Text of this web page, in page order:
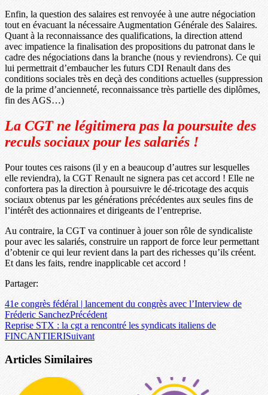
Enfin, la question des salaires est renvoyée à une autre négociation
tout en évacuant la nécessaire Augmentation Générale des Salaires.
Quant à la reconnaissance des qualifications, la direction attend
avec impatience la finalisation des propositions du patronat dans le
cadre des négociations dans la branche (nous y reviendrons). Ce qui
lui permettrait d’embaucher les futurs CDI Renault dans des
conditions sociales très en deçà des conditions actuelles (suppression
de la prime d’ancienneté, reconnaissance très partielle des diplômes,
fin des AGS…)
La CGT ne légitimera pas la poursuite des
reculs sociaux pour les salariés !
Pour toutes ces raisons (il y en a beaucoup d’autres sur lesquelles
elle reviendra), la CGT Renault ne signera pas cet accord ! Elle ne
confortera pas la direction à poursuivre le dé-tricotage des acquis
sociaux obtenus par les générations précédentes aux seules fins de
l’intérêt des actionnaires et dirigeants de l’entreprise.
Au contraire, la CGT va continuer à jouer son rôle de syndicaliste
pour avec les salariés, construire un rapport de force leur permettant
d’obtenir ce qui leur revient dans la part des richesses qu’ils créent.
Et dans les faits, rendre inapplicable cet accord !
Partager:
41e congrès fédéral | lancement du congrès avec l’Interview de
Fréderic SanchezPrécédent
Reprise STX : la cgt a rencontré les syndicats italiens de
FINCANTIERISuivant
Articles Similaires